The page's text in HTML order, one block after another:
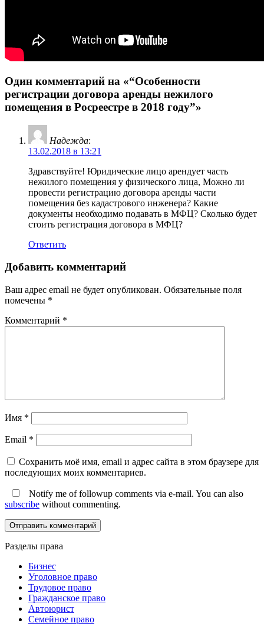
Один комментарий на «“Особенности
регистрации договора аренды нежилого
помещения в Росреестре в 2018 году”»
Надежда:
13.02.2018 в 13:21
Здравствуйте! Юридические лицо арендует часть
нежилого помещения у физического лица, Можно ли
провести регистрацию договора аренды части
помещения без кадастрового инженера? Какие
документы необходимо подавать в МФЦ? Сколько будет
стоить регистрация договора в МФЦ?
Ответить
Добавить комментарий
Ваш адрес email не будет опубликован. Обязательные поля
помечены *
Комментарий *
Имя *
Email *
Сохранить моё имя, email и адрес сайта в этом браузере для
последующих моих комментариев.
Notify me of followup comments via e-mail. You can also
subscribe without commenting.
Разделы права
Бизнес
Уголовное право
Трудовое право
Гражданское право
Автоюрист
Семейное право